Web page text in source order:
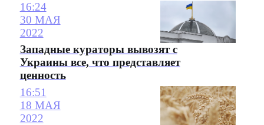
16:24
30 МАЯ
2022
Западные кураторы вывозят с
Украины все, что представляет
ценность
16:51
18 МАЯ
2022